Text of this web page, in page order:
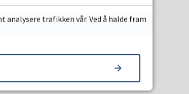
trafikken vår. Ved å halde fram